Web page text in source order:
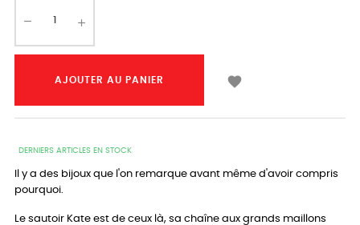
AJOUTER AU PANIER 
DERNIERS ARTICLES EN STOCK
Il y a des bijoux que l'on remarque avant même d'avoir compris
pourquoi.
Le sautoir Kate est de ceux là, sa chaîne aux grands maillons